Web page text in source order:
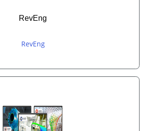
RevEng
RevEng